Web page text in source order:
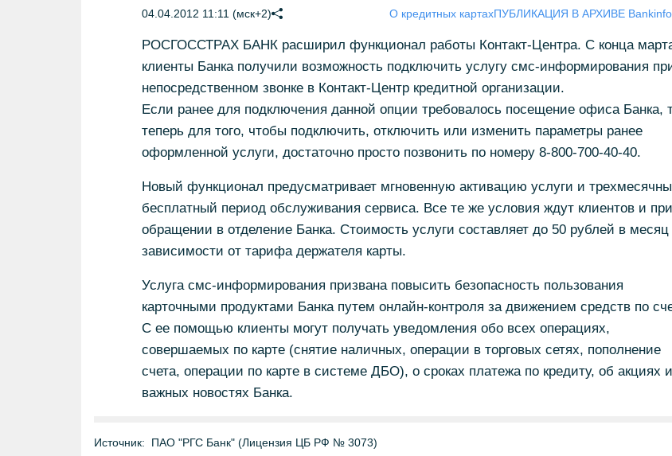
04.04.2012 11:11 (мск+2) О кредитных картахПУБЛИКАЦИЯ В АРХИВЕ
РОСГОССТРАХ БАНК расширил функционал работы Контакт-Центра. С конца
клиенты Банка получили возможность подключить услугу смс-информирования
непосредственном звонке в Контакт-Центр кредитной организации.
Если ранее для подключения данной опции требовалось посещение офиса Банка,
теперь для того, чтобы подключить, отключить или изменить параметры ранее
оформленной услуги, достаточно просто позвонить по номеру 8-800-700-40-40.
Новый функционал предусматривает мгновенную активацию услуги и
бесплатный период обслуживания сервиса. Все те же условия ждут клиентов и при
обращении в отделение Банка. Стоимость услуги составляет до 50 рублей в месяц
зависимости от тарифа держателя карты.
Услуга смс-информирования призвана повысить безопасность пользования
карточными продуктами Банка путем онлайн-контроля за движением средств по
С ее помощью клиенты могут получать уведомления обо всех операциях,
совершаемых по карте (снятие наличных, операции в торговых сетях, пополнение
счета, операции по карте в системе ДБО), о сроках платежа по кредиту, об акциях и
важных новостях Банка.
Источник: ПАО "РГС Банк" (Лицензия ЦБ РФ № 3073)